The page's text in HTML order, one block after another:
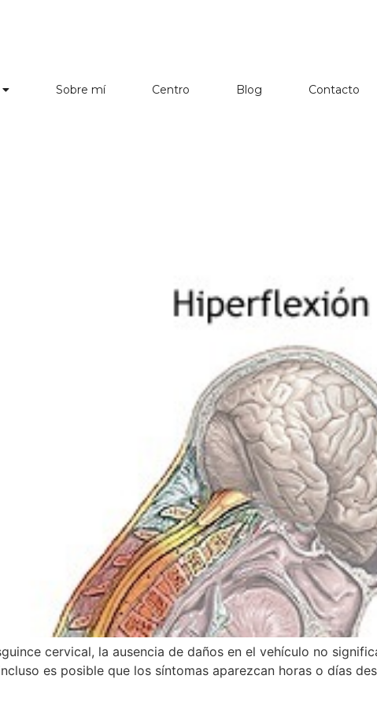
Sobre mí Centro Blog Contacto
cervical, la ausencia de daños en el vehículo no
es posible que los síntomas aparezcan horas o días